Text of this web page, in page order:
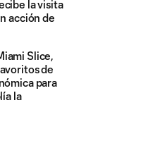
la visita
acción de
Slice,
de
para
la